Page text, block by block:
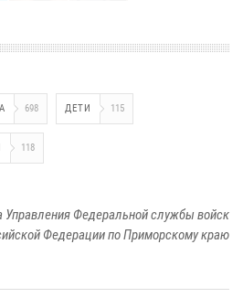
698 ДЕТИ 115
118
Управления Федеральной службы войск
Федерации по Приморскому краю